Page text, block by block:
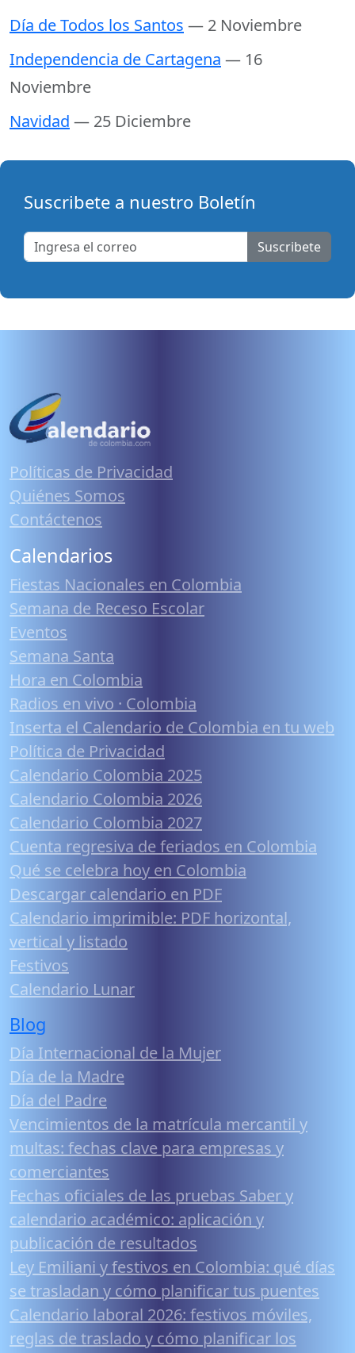
Día de Todos los Santos — 2 Noviembre
Independencia de Cartagena — 16
Noviembre
Navidad — 25 Diciembre
Suscribete a nuestro Boletín
Suscribete
Políticas de Privacidad
Quiénes Somos
Contáctenos
Calendarios
Fiestas Nacionales en Colombia
Semana de Receso Escolar
Eventos
Semana Santa
Hora en Colombia
Radios en vivo · Colombia
Inserta el Calendario de Colombia en tu web
Política de Privacidad
Calendario Colombia 2025
Calendario Colombia 2026
Calendario Colombia 2027
Cuenta regresiva de feriados en Colombia
Qué se celebra hoy en Colombia
Descargar calendario en PDF
Calendario imprimible: PDF horizontal,
vertical y listado
Festivos
Calendario Lunar
Blog
Día Internacional de la Mujer
Día de la Madre
Día del Padre
Vencimientos de la matrícula mercantil y
multas: fechas clave para empresas y
comerciantes
Fechas oficiales de las pruebas Saber y
calendario académico: aplicación y
publicación de resultados
Ley Emiliani y festivos en Colombia: qué días
se trasladan y cómo planificar tus puentes
Calendario laboral 2026: festivos móviles,
reglas de traslado y cómo planificar los